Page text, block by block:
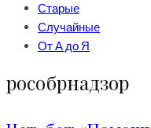
Старые
Случайные
От А до Я
рособрнадзор